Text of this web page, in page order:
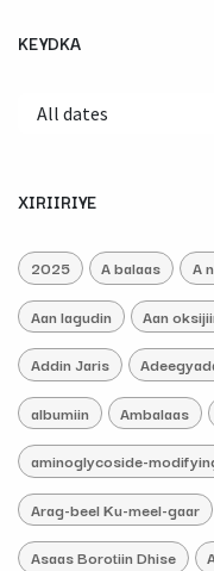
KEYDKA
XIRIIRIYE
2025 A balaas A
Aan lagudin Aan
Addin Jaris
albumiin Ambalaas
aminoglycoside-
Arag-beel Ku-meel-gaar
Asaas Borotiin Dhise